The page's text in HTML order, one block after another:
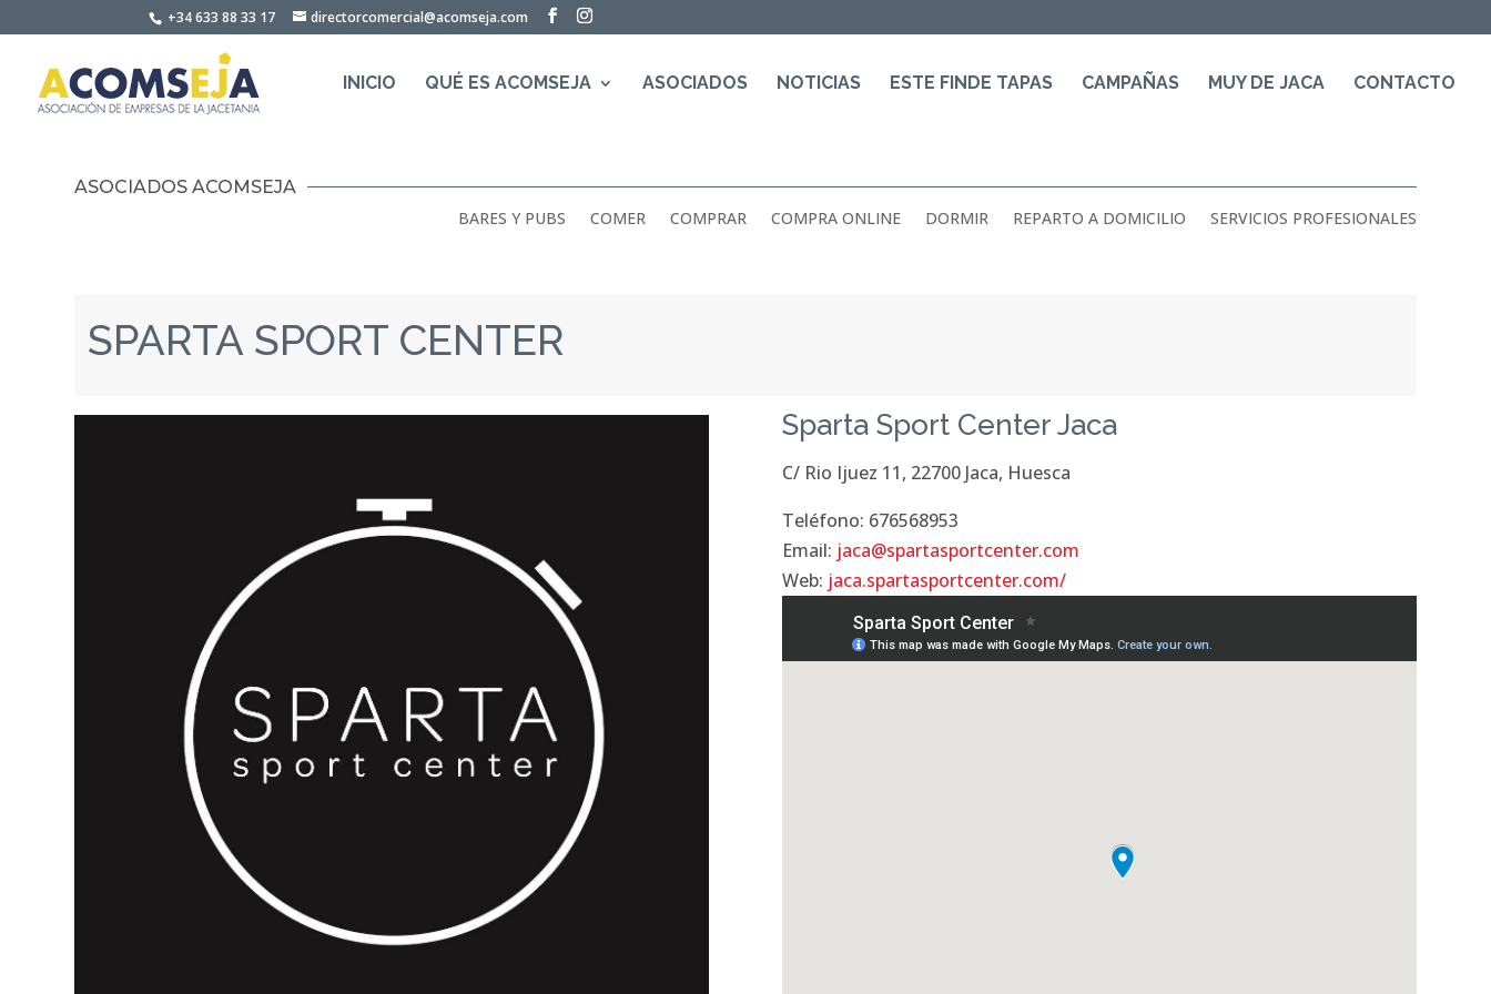
to
+34 633 88 33 17 directorcomercial@acomseja.com
INICIO QUÉ ES ACOMSEJA ASOCIADOS NOTICIAS ESTE FINDE TAPAS CAMPAÑAS MUY DE JACA CONTACTO
ASOCIADOS ACOMSEJA
BARES Y PUBS
COMER COMPRAR COMPRA ONLINE DORMIR REPARTO A DOMICILIO SERVICIOS PROFESIONALES
SPARTA SPORT CENTER
Sparta Sport Center Jaca
C/ Rio Ijuez 11, 22700 Jaca, Huesca
Teléfono: 676568953
Email: jaca@spartasportcenter.com
Web: jaca.spartasportcenter.com/